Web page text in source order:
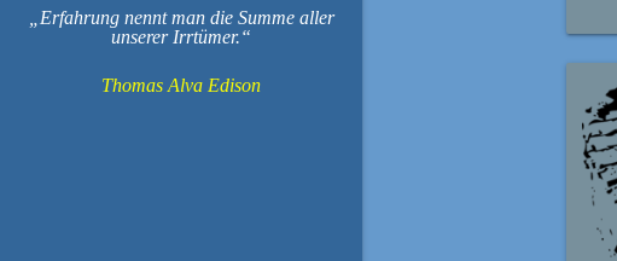
Erfahrung nennt man die Summe aller
unserer Irrtümer.
Thomas Alva Edison